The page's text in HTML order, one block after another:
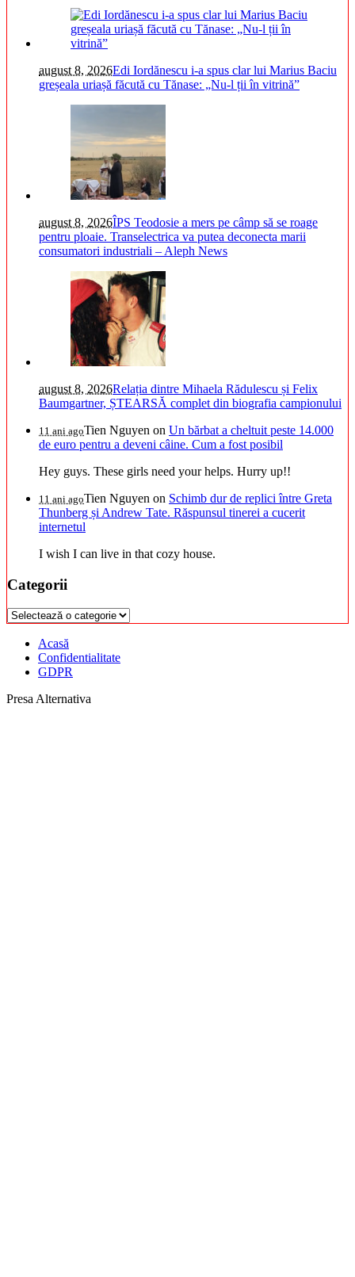
august 8, 2026Edi Iordănescu i-a spus clar lui Marius Baciu
greșeala uriașă făcută cu Tănase: „Nu-l ții în vitrină”
august 8, 2026ÎPS Teodosie a mers pe câmp să se roage
pentru ploaie. Transelectrica va putea deconecta marii
consumatori industriali – Aleph News
august 8, 2026Relația dintre Mihaela Rădulescu și Felix
Baumgartner, ȘTEARSĂ complet din biografia campionului
11 ani agoTien Nguyen on Un bărbat a cheltuit peste 14.000
de euro pentru a deveni câine. Cum a fost posibil
Hey guys. These girls need your helps. Hurry up!!
11 ani agoTien Nguyen on Schimb dur de replici între Greta
Thunberg și Andrew Tate. Răspunsul tinerei a cucerit
internetul
I wish I can live in that cozy house.
Categorii
Categorii
Acasă
Confidentialitate
GDPR
Presa Alternativa